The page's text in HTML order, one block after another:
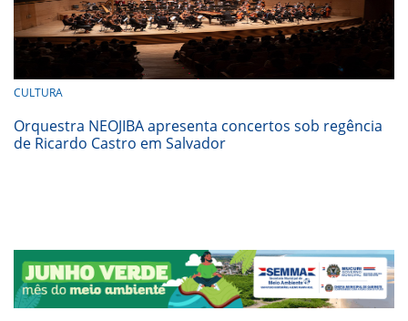
CULTURA
Orquestra NEOJIBA apresenta concertos sob regência
de Ricardo Castro em Salvador